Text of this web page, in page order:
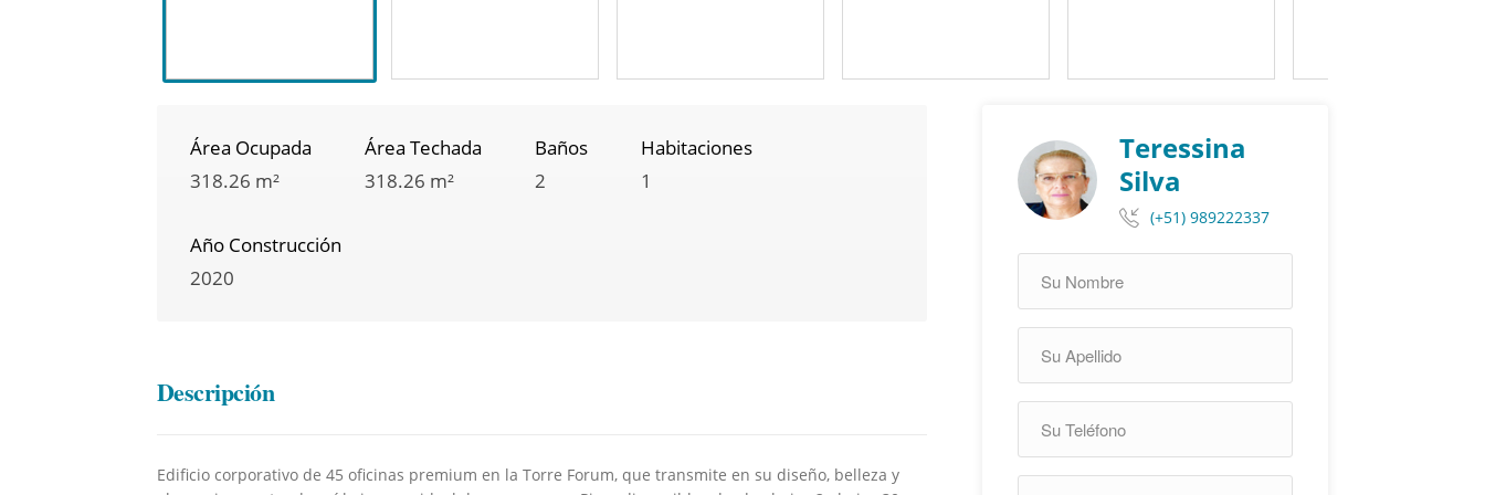
Área Ocupada
318.26 m²
Área Techada
318.26 m²
Baños
2
Habitaciones
1
Año Construcción
2020
Descripción
Edificio corporativo de 45 oficinas premium en la Torre Forum, que transmite en su diseño, belleza y
Teressina
Silva
(+51) 989222337